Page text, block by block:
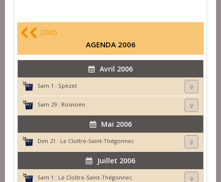
2005
AGENDA 2006
Avril 2006
Sam 1 : Spézet
Sam 29 : Rosnoën
Mai 2006
Dim 21 : Le Cloître-Saint-Thégonnec
Juillet 2006
Sam 1 : Le Cloître-Saint-Thégonnec